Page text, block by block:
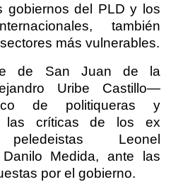
gobiernos del PLD y los
también
más vulnerables.
de San Juan de la
Uribe Castillo—
de politiqueras y
las críticas de los ex
peledeistas Leonel
Medida, ante las
por el gobierno.